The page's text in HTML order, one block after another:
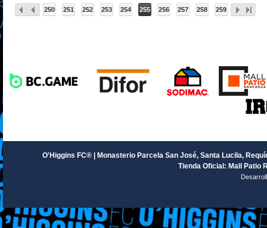
250 251 252 253 254 255 256 257 258 259
O'Higgins FC® | Monasterio Parcela San José, Santa Lucila,
Tienda Oficial: Mall Patio